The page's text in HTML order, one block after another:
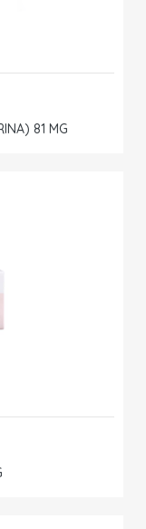
81 MG